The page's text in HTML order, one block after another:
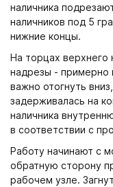
наличника
наличников под 5
нижние концы.
На торцах верхнего
надрезы - примерно
важно отогнуть
задерживалась на
наличника
в соответствии с
Работу начинают с
обратную сторону
рабочем узле.